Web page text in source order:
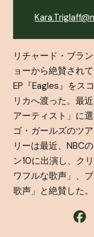
リチャード・ブラ
ョーから絶賛され
EP『Eagles』をス
リカへ渡った。最
アーティスト」に
ゴ・ガールズのツ
リーは最近、NBC
ン10に出演し、ク
ワフルな歌声」、
歌声」と絶賛した。